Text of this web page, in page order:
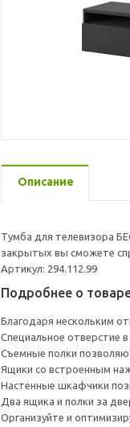
Описание
Тумба для телевизора
закрытых вы сможете
Артикул: 294.112.99
Подробнее о
Благодаря нескольким
Специальное отверстие
Съемные полки
Ящики со встроенным
Настенные шкафчики
Два ящика и полки за
Организуйте и